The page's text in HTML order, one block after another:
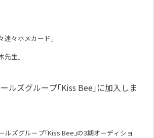
迷々ホメカード｣
先生｣
ルズグループ｢Kiss Bee｣に加入しま
ルズグループ｢Kiss Bee｣の3期オーディショ